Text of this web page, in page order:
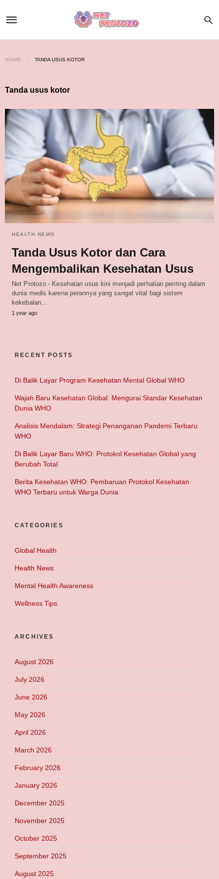
HOME TANDA USUS KOTOR
Tanda usus kotor
HEALTH NEWS
Tanda Usus Kotor dan Cara
Mengembalikan Kesehatan Usus
Net Protozo - Kesehatan usus kini menjadi perhatian penting dalam
dunia medis karena perannya yang sangat vital bagi sistem
kekebalan…
1 year ago
RECENT POSTS
Di Balik Layar Program Kesehatan Mental Global WHO
Wajah Baru Kesehatan Global: Mengurai Standar Kesehatan
Dunia WHO
Analisis Mendalam: Strategi Penanganan Pandemi Terbaru
WHO
Di Balik Layar Baru WHO: Protokol Kesehatan Global yang
Berubah Total
Berita Kesehatan WHO: Pembaruan Protokol Kesehatan
WHO Terbaru untuk Warga Dunia
CATEGORIES
Global Health
Health News
Mental Health Awareness
Wellness Tips
ARCHIVES
August 2026
July 2026
June 2026
May 2026
April 2026
March 2026
February 2026
January 2026
December 2025
November 2025
October 2025
September 2025
August 2025